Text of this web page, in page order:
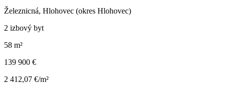
Železnicná, Hlohovec (okres Hlohovec)
2 izbový byt
58 m²
139 900 €
2 412,07 €/m²